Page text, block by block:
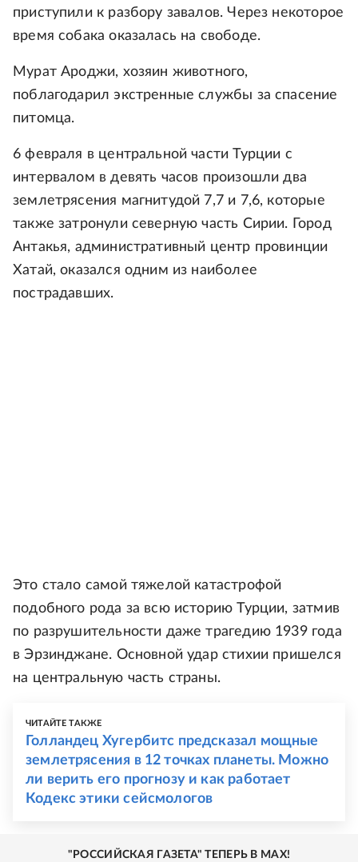
приступили к разбору завалов. Через некоторое
время собака оказалась на свободе.
Мурат Ароджи, хозяин животного,
поблагодарил экстренные службы за спасение
питомца.
6 февраля в центральной части Турции с
интервалом в девять часов произошли два
землетрясения магнитудой 7,7 и 7,6, которые
также затронули северную часть Сирии. Город
Антакья, административный центр провинции
Хатай, оказался одним из наиболее
пострадавших.
Это стало самой тяжелой катастрофой
подобного рода за всю историю Турции, затмив
по разрушительности даже трагедию 1939 года
в Эрзинджане. Основной удар стихии пришелся
на центральную часть страны.
ЧИТАЙТЕ ТАКЖЕ
Голландец Хугербитс предсказал мощные
землетрясения в 12 точках планеты. Можно
ли верить его прогнозу и как работает
Кодекс этики сейсмологов
"РОССИЙСКАЯ ГАЗЕТА" ТЕПЕРЬ В MAX!